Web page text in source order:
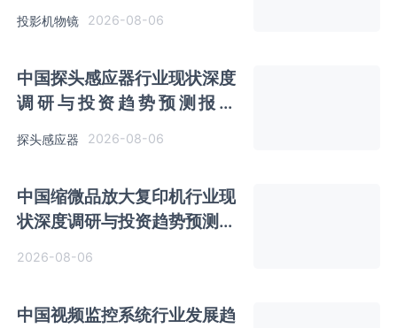
投影机物镜 2026-08-06
中国探头感应器行业现状深度
调研与投资趋势预测报告
探头感应器 2026-08-06
中国缩微品放大复印机行业现
状深度调研与投资趋势预测报
2026-08-06
中国视频监控系统行业发展趋